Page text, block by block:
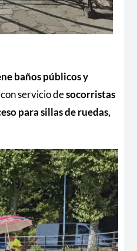
baños públicos y
servicio desocorristas
para sillas de ruedas,